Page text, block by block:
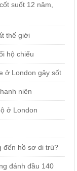
suốt 12 năm,
thế giới
hộ chiếu
ở London gây sốt
niên
ở London
đến hồ sơ di trú?
đánh đầu 140